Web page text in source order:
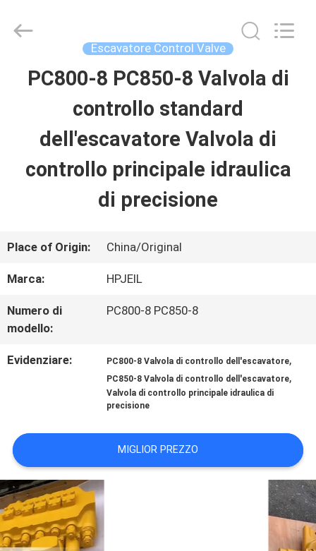
CASA
PRODOTTI
VIDEO
GIRO
DI
QUALITÀ
CONTATTACI
Machinery
Escavatore Control Valve
PC800-8 PC850-8 Valvola di
controllo standard
dell'escavatore Valvola di
controllo principale idraulica
di precisione
Place of Origin: China/Original
Marca: HPJEIL
Numero di
modello:
PC800-8 PC850-8
Evidenziare: PC800-8 Valvola di controllo dell'escavatore,
PC850-8 Valvola di controllo dell'escavatore,
Valvola di controllo principale idraulica di
precisione
MIGLIOR PREZZO